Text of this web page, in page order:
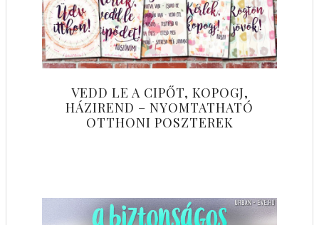
VEDD LE A CIPŐT, KOPOGJ,
HÁZIREND – NYOMTATHATÓ
OTTHONI POSZTEREK